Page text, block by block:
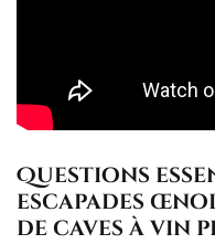
Questions
escapades
de caves à vin